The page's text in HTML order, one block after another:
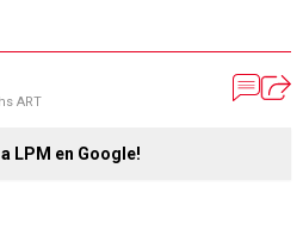
ART
LPM en Google!